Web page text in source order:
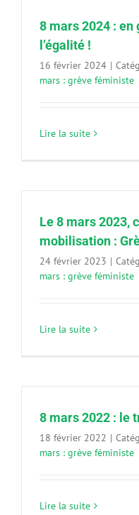
8 mars 2024 :
l’égalité !
16 février 2024 |
mars : grève féministe
Lire la suite
Le 8 mars 2023,
mobilisation :
24 février 2023 |
mars : grève féministe
Lire la suite
8 mars 2022 : le
18 février 2022 |
mars : grève féministe
Lire la suite